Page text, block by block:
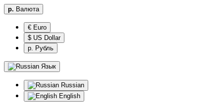
р. Валюта
€ Euro
$ US Dollar
р. Рубль
Язык
Russian
English